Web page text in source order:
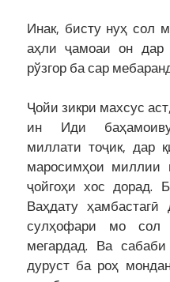
Инак, бисту нуҳ сол
аҳли ҷамоаи он
рўзгор ба сар
Ҷойи зикри махсус
ин Иди
миллати тоҷик, дар
маросимҳои
ҷойгоҳи хос дорад.
Ваҳдату
сулҳофари мо сол
мегардад. Ва
дуруст ба роҳ